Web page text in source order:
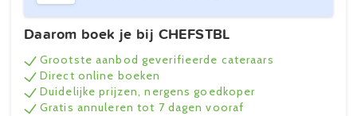
Daarom boek je bij CHEFSTBL
Grootste aanbod geverifieerde cateraars
Direct online boeken
Duidelijke prijzen, nergens goedkoper
Gratis annuleren tot 7 dagen vooraf